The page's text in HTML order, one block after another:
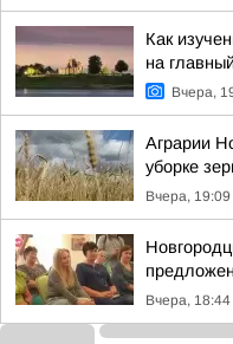
Как
на
Вчера,
Аграрии
уборке
Вчера, 19:09
Вчера, 18:44